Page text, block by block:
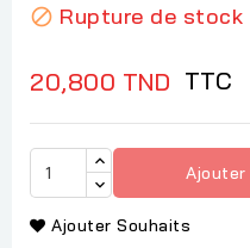
 Rupture de stock
20,800 TND TTC
Ajouter
Ajouter Souhaits